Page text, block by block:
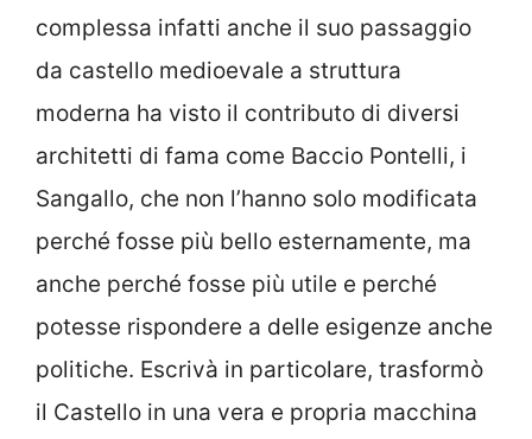
complessa infatti anche il suo passaggio
da castello medioevale a struttura
moderna ha visto il contributo di diversi
architetti di fama come Baccio Pontelli, i
Sangallo, che non l’hanno solo modificata
perché fosse più bello esternamente, ma
anche perché fosse più utile e perché
potesse rispondere a delle esigenze anche
politiche. Escrivà in particolare, trasformò
il Castello in una vera e propria macchina